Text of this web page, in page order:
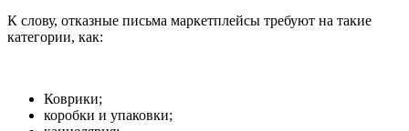
К слову, отказные письма маркетплейсы требуют на такие
категории, как:
Коврики;
коробки и упаковки;